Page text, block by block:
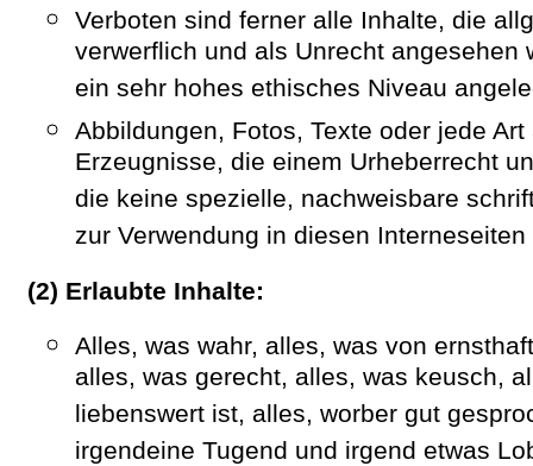
Verboten sind ferner alle Inhalte, die
verwerflich und als Unrecht angesehen
ein sehr hohes ethisches Niveau
Abbildungen, Fotos, Texte oder jede Art
Erzeugnisse, die einem Urheberrecht
die keine spezielle, nachweisbare
zur Verwendung in diesen
(2) Erlaubte Inhalte:
Alles, was wahr, alles, was von
alles, was gerecht, alles, was keusch,
liebenswert ist, alles, worber gut
irgendeine Tugend und irgend etwas